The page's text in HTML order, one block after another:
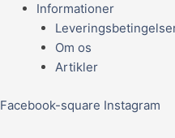
Informationer
Om os
Artikler
Facebook-square Instagram